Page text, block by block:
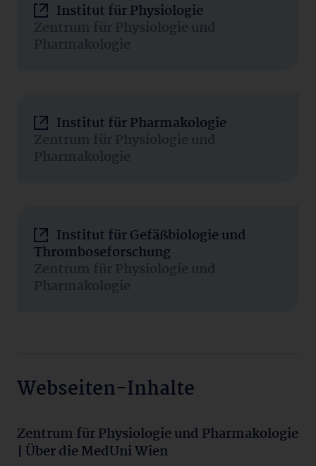
Institut für Physiologie
Zentrum für Physiologie und
Pharmakologie
Institut für Pharmakologie
Zentrum für Physiologie und
Pharmakologie
Institut für Gefäßbiologie und
Thromboseforschung
Zentrum für Physiologie und
Pharmakologie
Webseiten-Inhalte
Zentrum für Physiologie und Pharmakologie
| Über die MedUni Wien